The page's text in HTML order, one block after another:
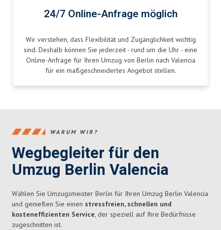
24/7 Online-Anfrage möglich
Wir verstehen, dass Flexibilität und Zugänglichkeit wichtig
sind. Deshalb können Sie jederzeit - rund um die Uhr - eine
Online-Anfrage für Ihren Umzug von Berlin nach Valencia
für ein maßgeschneidertes Angebot stellen.
WARUM WIR?
Wegbegleiter für den
Umzug Berlin Valencia
Wählen Sie Umzugsmeister Berlin für Ihren Umzug Berlin Valencia
und genießen Sie einen stressfreien, schnellen und
kosteneffizienten Service, der speziell auf Ihre Bedürfnisse
zugeschnitten ist.